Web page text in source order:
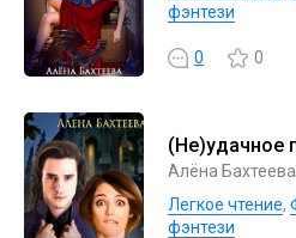
фэнтези
0 0
(Не)удачное
Алёна Бахтеева
Легкое чтение,
фэнтези